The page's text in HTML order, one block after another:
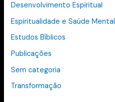
Desenvolvimento Espiritual
Espiritualidade e Saúde Mental
Estudos Bíblicos
Publicações
Sem categoria
Transformação